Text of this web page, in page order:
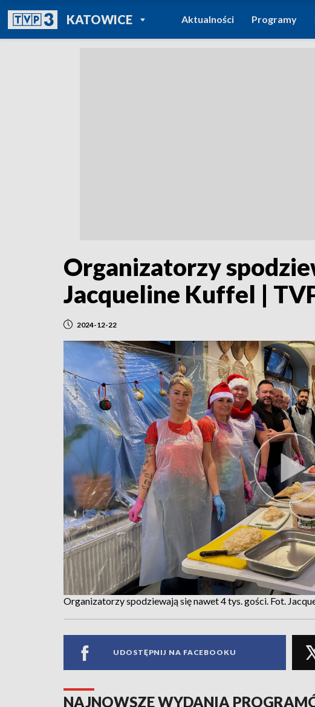
KATOWICEPOWRÓT DO
TVP REGIONY
Aktualności Programy
Organizatorzy
Jacqueline Kuffel |
2024-12-22
Organizatorzy spodziewają się nawet 4 tys. gości. Fot.
UDOSTĘPNIJ NA FACEBOOKU
NAJNOWSZE WYDANIA